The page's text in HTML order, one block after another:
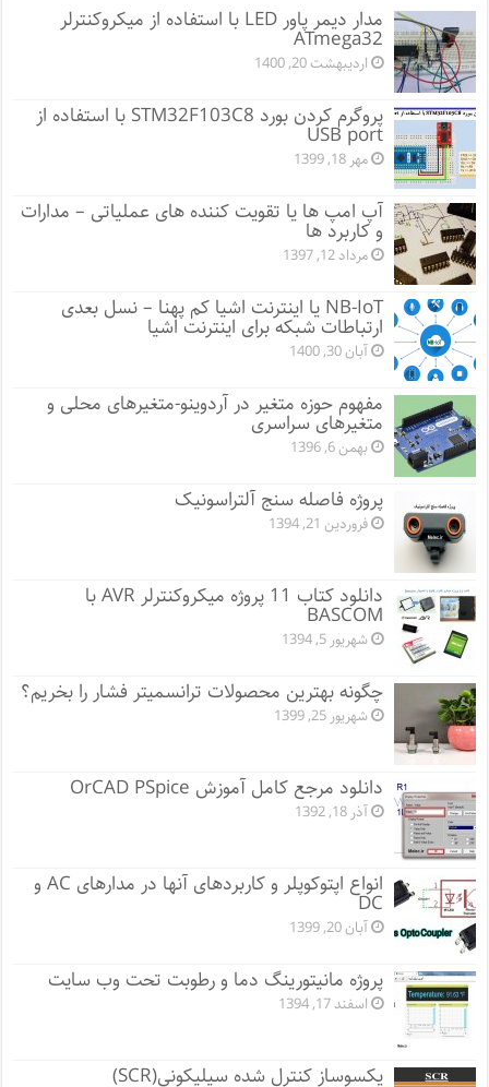
مدار دیمر پاور LED با استفاده از میکروکنترلر
ATmega32
اردیبهشت 20, 1400
پروگرم کردن بورد STM32F103C8 با استفاده از
USB port
مهر 18, 1399
آپ امپ ها یا تقویت کننده های عملیاتی – مدارات
و کاربرد ها
مرداد 12, 1397
NB-IoT یا اینترنت اشیا کم پهنا – نسل بعدی
ارتباطات شبکه برای اینترنت اشیا
آبان 30, 1400
مفهوم حوزه متغیر در آردوینو-متغیرهای محلی و
متغیرهای سراسری
بهمن 6, 1396
پروژه فاصله سنج آلتراسونیک
فروردین 21, 1394
دانلود کتاب 11 پروژه میکروکنترلر AVR با
BASCOM
شهریور 5, 1394
چگونه بهترین محصولات ترانسمیتر فشار را بخریم؟
شهریور 25, 1399
دانلود مرجع کامل آموزش OrCAD PSpice
آذر 18, 1392
انواع اپتوکوپلر و کاربردهای آنها در مدارهای AC و
DC
آبان 20, 1399
پروژه مانيتورينگ دما و رطوبت تحت وب سایت
اسفند 17, 1394
یکسوساز کنترل شده سیلیکونی(SCR)